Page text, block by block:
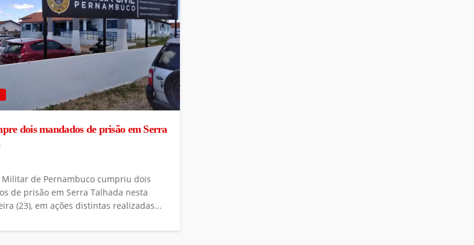
dois mandados de prisão em Serra
Militar de Pernambuco cumpriu dois
de prisão em Serra Talhada nesta
(23), em ações distintas realizadas...